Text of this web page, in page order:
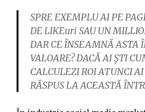
SPRE EXEMPLU AI PE
DE LIKEuri SAU UN
DAR CE ÎNSEAMNĂ ASTA
VALOARE? DACĂ AI ŞTI
CALCULEZI ROI ATUNCI
RĂSPUS LA ACEASTĂ